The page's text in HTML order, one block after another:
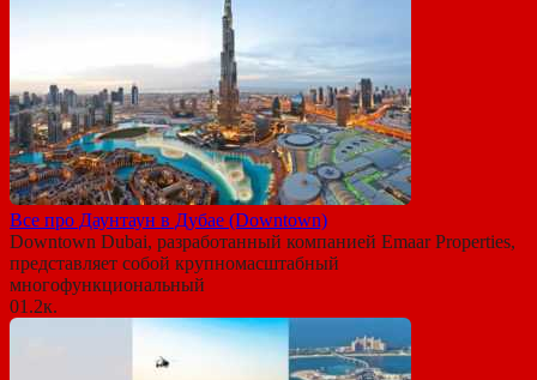
Все про Даунтаун в Дубае (Downtown)
Downtown Dubai, разработанный компанией Emaar Properties,
представляет собой крупномасштабный
многофункциональный
01.2к.